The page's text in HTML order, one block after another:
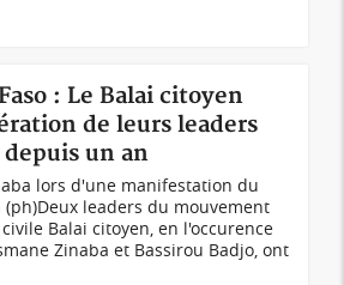
: Le Balai citoyen
de leurs leaders
un an
lors d'une manifestation du
(ph)Deux leaders du mouvement
Balai citoyen, en l'occurence
Zinaba et Bassirou Badjo, ont